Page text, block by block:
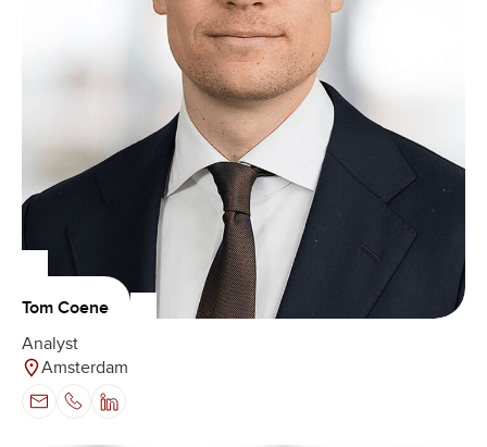
Tom Coene
Analyst
Amsterdam